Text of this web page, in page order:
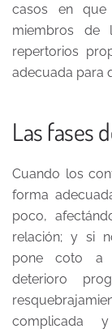
casos en
miembros de
repertorios
adecuada para
Las fases
Cuando los
forma
poco,
relación; y si
pone coto a
deterioro
complicada